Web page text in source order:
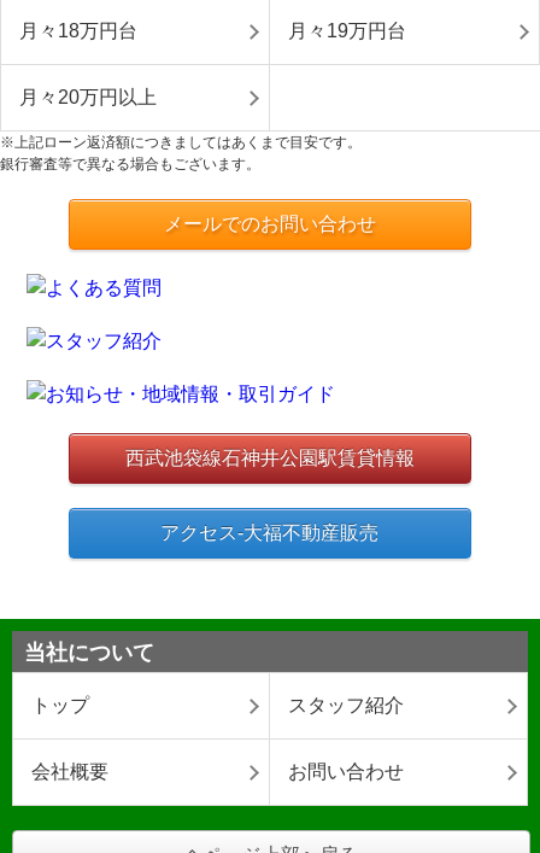
月々18万円台 月々19万円台
月々20万円以上
※上記ローン返済額につきましてはあくまで目安です。
銀行審査等で異なる場合もございます。
メールでのお問い合わせ
西武池袋線石神井公園駅賃貸情報
アクセス-大福不動産販売
当社について
トップ スタッフ紹介
会社概要 お問い合わせ